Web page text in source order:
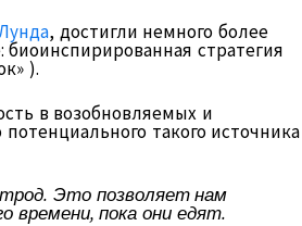
, достигли немного более
стратегия
).
в возобновляемых и
такого источника
Это позволяет нам
времени, пока они едят.